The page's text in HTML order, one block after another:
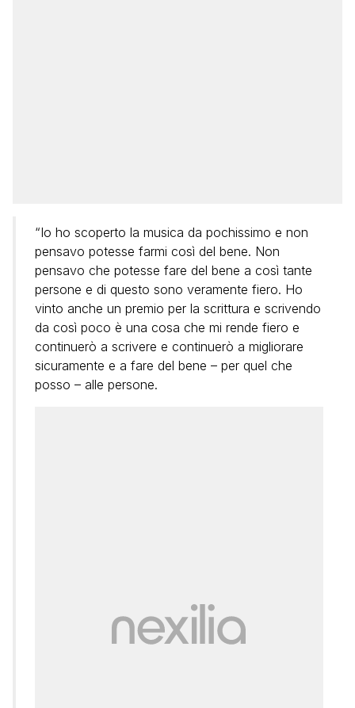
“Io ho scoperto la musica da pochissimo e non
pensavo potesse farmi così del bene. Non
pensavo che potesse fare del bene a così tante
persone e di questo sono veramente fiero. Ho
vinto anche un premio per la scrittura e scrivendo
da così poco è una cosa che mi rende fiero e
continuerò a scrivere e continuerò a migliorare
sicuramente e a fare del bene – per quel che
posso – alle persone.